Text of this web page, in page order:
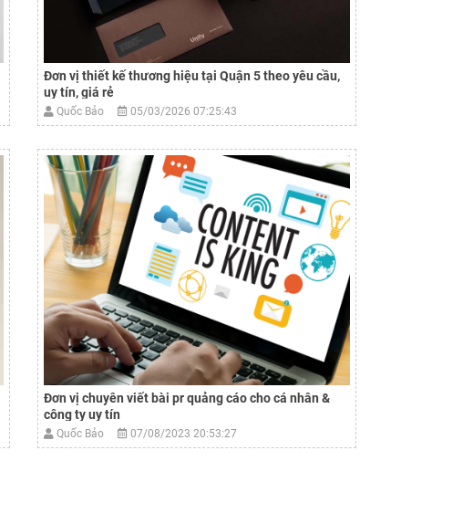
Đơn vị thiết kế thương hiệu tại Quận 5 theo yêu cầu,
uy tín, giá rẻ
Quốc Bảo 05/03/2026 07:25:43
Đơn vị chuyên viết bài pr quảng cáo cho cá nhân &
công ty uy tín
Quốc Bảo 07/08/2023 20:53:27